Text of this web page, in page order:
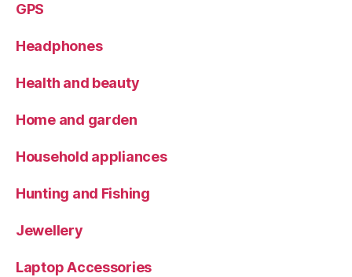
GPS
Headphones
Health and beauty
Home and garden
Household appliances
Hunting and Fishing
Jewellery
Laptop Accessories